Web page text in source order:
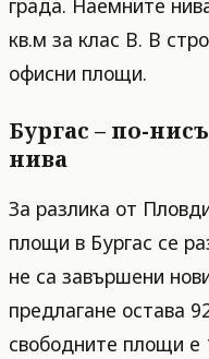
кв.м за клас B. В
офисни площи.
Бургас – по-
нива
За разлика от
площи в Бургас се
не са завършени
предлагане остава
свободните площи е